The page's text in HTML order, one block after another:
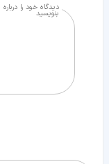
دیدگاه خود را
بنویسید